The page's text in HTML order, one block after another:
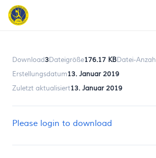
Download3Dateigröße176.17 KBDatei-Anzahl
Erstellungsdatum13. Januar 2019
Zuletzt aktualisiert13. Januar 2019
Please login to download